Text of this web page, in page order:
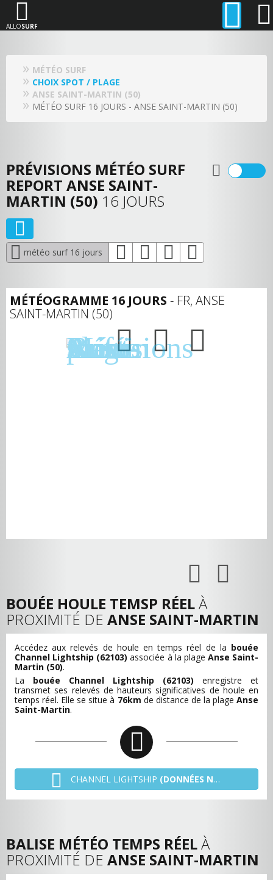
ALLOSURF
MÉTÉO SURF
CHOIX SPOT / PLAGE
ANSE SAINT-MARTIN (50)
MÉTÉO SURF 16 JOURS - ANSE SAINT-MARTIN (50)
PRÉVISIONS MÉTÉO SURF
REPORT ANSE SAINT-
MARTIN (50) 16 JOURS
météo surf 16 jours
MÉTÉOGRAMME 16 JOURS - FR, ANSE
SAINT-MARTIN (50)
BOUÉE HOULE TEMSP RÉELÀ
PROXIMITÉ DE ANSE SAINT-MARTIN
Accédez aux relevés de houle en temps réel de la bouée
Channel Lightship (62103) associée à la plage Anse Saint-
Martin (50).
La bouée Channel Lightship (62103) enregistre et
transmet ses relevés de hauteurs significatives de houle en
temps réel. Elle se situe à 76km de distance de la plage Anse
Saint-Martin.
CHANNEL LIGHTSHIP (DONNÉES NON TRANSMISES)
BALISE MÉTÉO TEMPS RÉELÀ
PROXIMITÉ DE ANSE SAINT-MARTIN